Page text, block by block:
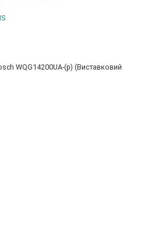
WQG14200UA-(p) (Виставковий